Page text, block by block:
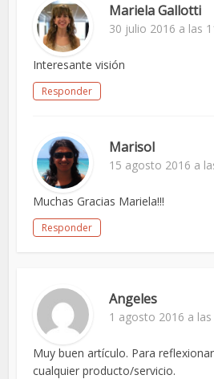
Mariela Gallotti
30 julio 2016 a las
Interesante visión
Responder
Marisol
15 agosto 2016 a
Muchas Gracias Mariela!!!
Responder
Angeles
1 agosto 2016 a
Muy buen artículo. Para
cualquier producto/servicio.